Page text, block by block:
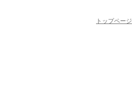
トップページ